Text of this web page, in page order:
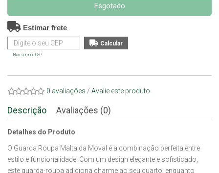
Esgotado
Estimar frete
Não sei meu CEP
0 avaliações / Avalie este produto
Descrição Avaliações (0)
Detalhes do Produto
O Guarda Roupa Malta da Moval é a combinação perfeita entre
estilo e funcionalidade. Com um design elegante e sofisticado,
este guarda-roupa adiciona charme ao seu quarto, enquanto